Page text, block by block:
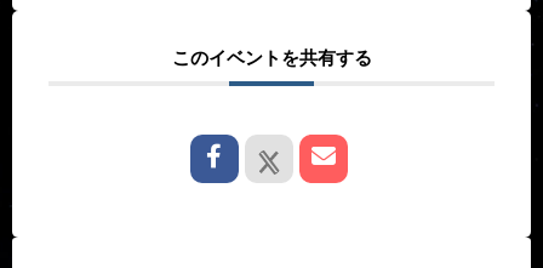
このイベントを共有する